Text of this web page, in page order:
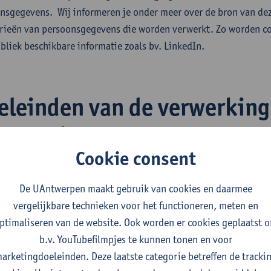
Wij informeren je onder meer over de bron van
van persoonsgegevens die worden verwerkt. Zo worden
beschikbare informatie zoals bv. LinkedIn.
van de
rubrieken wordt, per onderscheiden
wijze nadere informatie verstrekt over de verwerking
Antwerpen. Deze toelichting heeft tot doel te voldoen
in de artikelen 13 en 14 van de Algemene Verordening
verwerking worden het specifieke doeleinde of de
Cookie consent
De UAntwerpen maakt gebruik van cookies en daarmee
vergelijkbare technieken voor het functioneren, meten en
van de website. Ook worden er cookies geplaatst
b.v. YouTubefilmpjes te kunnen tonen en voor
Deze laatste categorie betreffen de